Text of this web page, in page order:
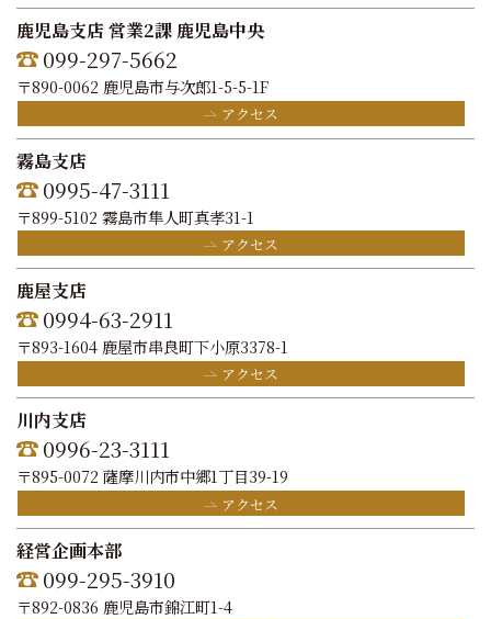
鹿児島支店 営業2課 鹿児島中央
099-297-5662
〒890-0062 鹿児島市与次郎1-5-5-1F
アクセス
霧島支店
0995-47-3111
〒899-5102 霧島市隼人町真孝31-1
アクセス
鹿屋支店
0994-63-2911
〒893-1604 鹿屋市串良町下小原3378-1
アクセス
川内支店
0996-23-3111
〒895-0072 薩摩川内市中郷1丁目39-19
アクセス
経営企画本部
099-295-3910
〒892-0836 鹿児島市錦江町1-4